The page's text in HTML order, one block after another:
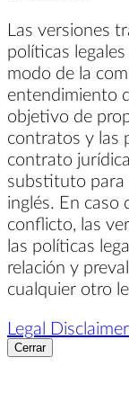
Las versiones
políticas
modo de la
entendimiento
objetivo de
contratos y las
contrato
substituto para
inglés. En caso
conflicto, las
las políticas
relación y
cualquier otro
Legal
Cerrar